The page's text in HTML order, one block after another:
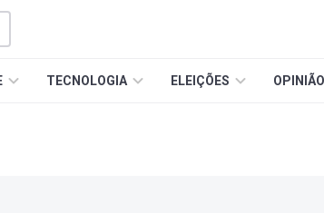
TECNOLOGIA ELEIÇÕES